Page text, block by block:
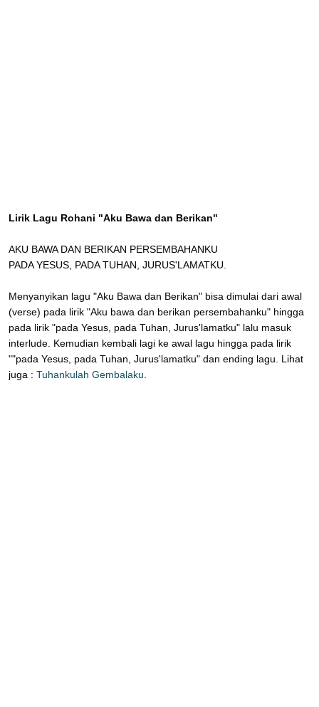
Lirik Lagu Rohani "Aku Bawa dan Berikan"
AKU BAWA DAN BERIKAN PERSEMBAHANKU
PADA YESUS, PADA TUHAN, JURUS'LAMATKU.
Menyanyikan lagu "Aku Bawa dan Berikan" bisa dimulai dari awal
(verse) pada lirik "Aku bawa dan berikan persembahanku" hingga
pada lirik "pada Yesus, pada Tuhan, Jurus'lamatku" lalu masuk
interlude. Kemudian kembali lagi ke awal lagu hingga pada lirik
""pada Yesus, pada Tuhan, Jurus'lamatku" dan ending lagu. Lihat
juga : Tuhankulah Gembalaku